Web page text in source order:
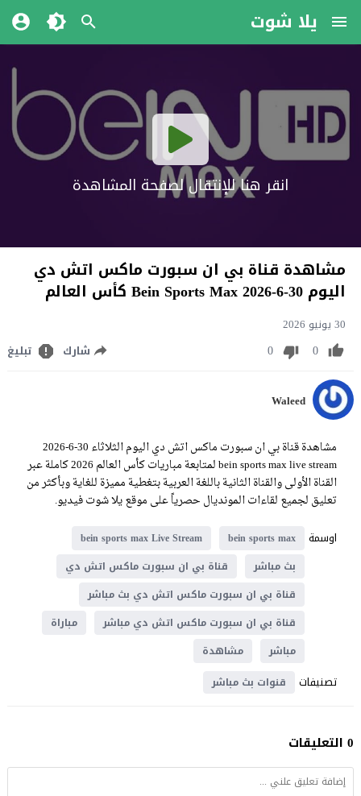
يلا شوت
انقر هنا للإنتقال لصفحة المشاهدة
مشاهدة قناة بي ان سبورت ماكس اتش دي
اليوم 30-6-2026 Bein Sports Max كأس العالم
30 يونيو 2026
0
0 شارك تبليغ
Waleed
مشاهدة قناة بي ان سبورت ماكس اتش دي اليوم الثلاثاء 30-6-2026
bein sports max live stream لمتابعة مباريات كأس العالم 2026 كاملة عبر
القناة الأولى والقناة الثانية باللغة العربية بتغطية مميزة للغاية وبأكثر من
تعليق لجميع لقاءات المونديال حصرياً على موقع يلا شوت فيديو.
اوسمة
bein sports max
bein sports max Live Stream
بث مباشر
قناة بي ان سبورت ماكس اتش دي
قناة بي ان سبورت ماكس اتش دي بث مباشر
قناة بي ان سبورت ماكس اتش دي مباشر
مباراة
مباشر
مشاهدة
تصنيفات قنوات بث مباشر
0 التعليقات